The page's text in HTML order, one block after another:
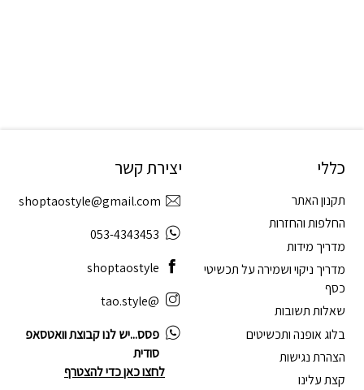
כללי
תקנון האתר
החלפות והחזרות
מדריך מידות
מדריך ניקוי ושמירה על תכשיטי
כסף
שאלות תשובות
בלוג אופנה ותכשיטים
הצהרת נגישות
קצת עלינו
יצירת קשר
shoptaostyle@gmail.com
053-4343453
shoptaostyle
@tao.style
פסס...יש לנו קבוצת וואטסאפ
סודית
לחצו כאן כדי להצטרף